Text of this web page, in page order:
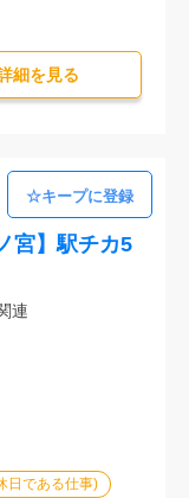
細を⾒る
宮】駅チカ5
日である仕事)
連